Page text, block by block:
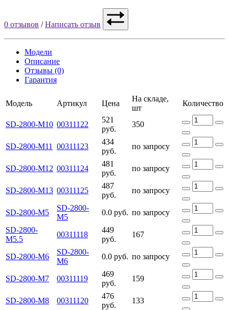
0 отзывов /Написать отзыв
Модели
Описание
Отзывы (0)
Гарантия
Модель Артикул Цена
На складе,
шт
Количество
SD-2800-M10 00311122
521
руб.
350
SD-2800-M11 00311123
434
руб.
по запросу
SD-2800-M12 00311124
481
руб.
по запросу
SD-2800-M13 00311125
487
руб.
по запросу
SD-2800-M5
SD-2800-
M5
0.0 руб. по запросу
SD-2800-
M5.5
00311118
449
руб.
167
SD-2800-M6
SD-2800-
M6
0.0 руб. по запросу
SD-2800-M7 00311119
469
руб.
159
SD-2800-M8 00311120
476
руб.
133